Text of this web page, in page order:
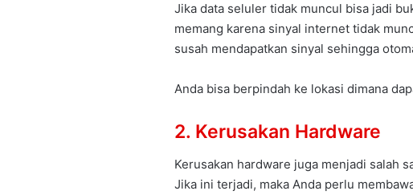
Jika data seluler tidak muncul bisa jadi
memang karena sinyal internet tidak
susah mendapatkan sinyal sehingga
Anda bisa berpindah ke lokasi dimana
2. Kerusakan Hardware
Kerusakan hardware juga menjadi salah
Jika ini terjadi, maka Anda perlu